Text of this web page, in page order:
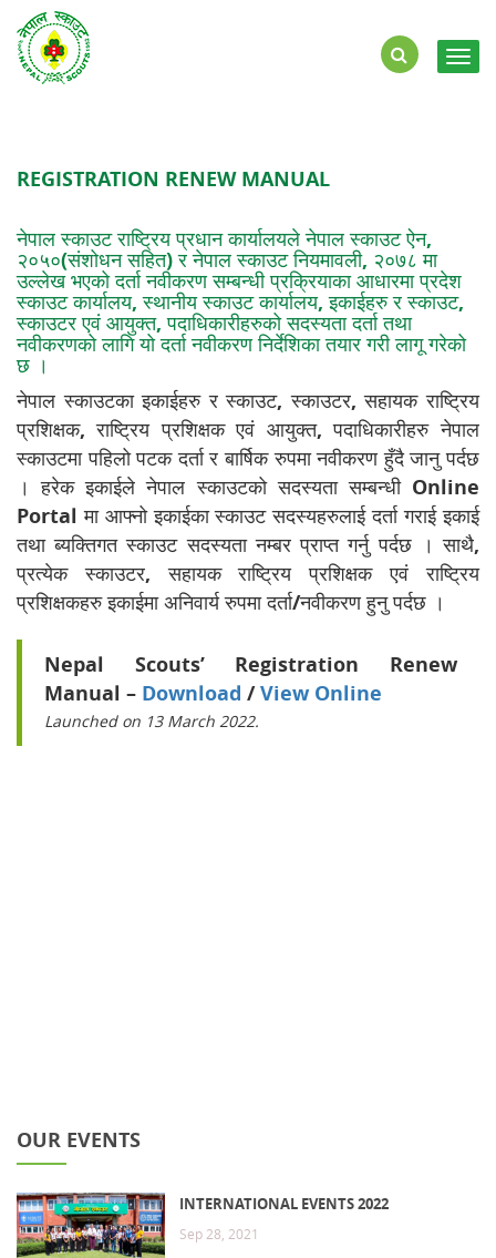
REGISTRATION RENEW MANUAL
नेपाल स्काउट राष्ट्रिय प्रधान कार्यालयले नेपाल स्काउट ऐन,
२०५०(संशोधन सहित) र नेपाल स्काउट नियमावली, २०७८ मा
उल्लेख भएको दर्ता नवीकरण सम्बन्धी प्रक्रियाका आधारमा प्रदेश
स्काउट कार्यालय, स्थानीय स्काउट कार्यालय, इकाईहरु र स्काउट,
स्काउटर एवं आयुक्त, पदाधिकारीहरुको सदस्यता दर्ता तथा
नवीकरणको लागि यो दर्ता नवीकरण निर्देशिका तयार गरी लागू गरेको
छ ।
नेपाल स्काउटका इकाईहरु र स्काउट, स्काउटर, सहायक राष्ट्रिय
प्रशिक्षक, राष्ट्रिय प्रशिक्षक एवं आयुक्त, पदाधिकारीहरु नेपाल
स्काउटमा पहिलो पटक दर्ता र बार्षिक रुपमा नवीकरण हुँदै जानु पर्दछ
। हरेक इकाईले नेपाल स्काउटको सदस्यता सम्बन्धी Online
Portal मा आफ्नो इकाईका स्काउट सदस्यहरुलाई दर्ता गराई इकाई
तथा ब्यक्तिगत स्काउट सदस्यता नम्बर प्राप्त गर्नु पर्दछ । साथै,
प्रत्येक स्काउटर, सहायक राष्ट्रिय प्रशिक्षक एवं राष्ट्रिय
प्रशिक्षकहरु इकाईमा अनिवार्य रुपमा दर्ता/नवीकरण हुनु पर्दछ ।
Nepal Scouts’ Registration Renew
Manual – Download /View Online
Launched on 13 March 2022.
OUR EVENTS
INTERNATIONAL EVENTS 2022
Sep 28, 2021